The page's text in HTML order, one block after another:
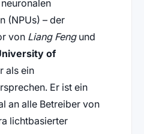
(NPUs) – der
von Liang Fengund
of
als ein
Er ist ein
an alle Betreiber von
lichtbasierter